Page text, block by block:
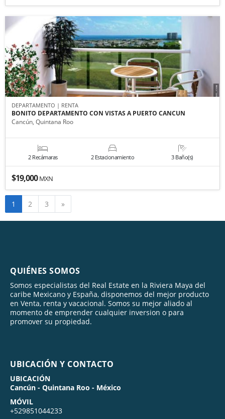
DEPARTAMENTO | RENTA
BONITO DEPARTAMENTO CON VISTAS A PUERTO CANCUN
Cancún, Quintana Roo
2 Recámaras 2 Estacionamiento 3 Baño(s)
$19,000MXN
1 2 3 »
QUIÉNES SOMOS
Somos especialistas del Real Estate en la Riviera Maya del
caribe Mexicano y España, disponemos del mejor producto
en Venta, renta y vacacional. Somos su mejor aliado al
momento de emprender cualquier inversion o para
promover su propiedad.
UBICACIÓN Y CONTACTO
UBICACIÓN
Cancún - Quintana Roo - México
MÓVIL
+529851044233